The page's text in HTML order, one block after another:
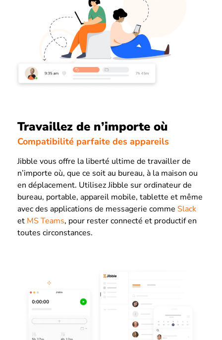
Travaillez de n’importe où
Compatibilité parfaite des appareils
Jibble vous offre la liberté ultime de travailler de
n’importe où, que ce soit au bureau, à la maison ou
en déplacement. Utilisez Jibble sur ordinateur de
bureau, portable, appareil mobile, tablette et même
avec des applications de messagerie comme Slack
et MS Teams, pour rester connecté et productif en
toutes circonstances.